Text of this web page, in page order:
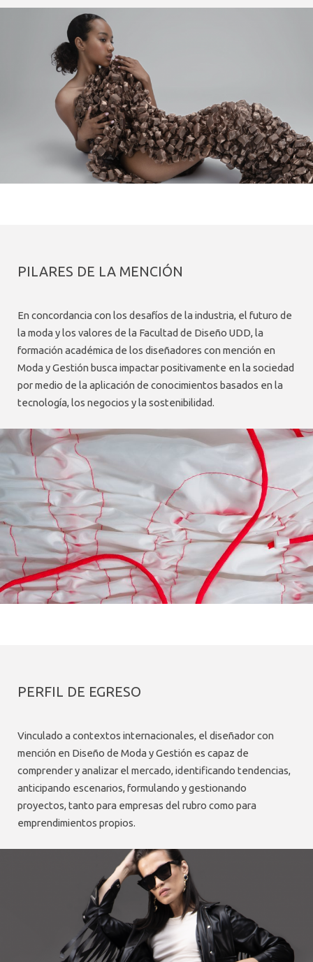
PILARES DE LA MENCIÓN
En concordancia con los desafíos de la industria, el futuro de
la moda y los valores de la Facultad de Diseño UDD, la
formación académica de los diseñadores con mención en
Moda y Gestión busca impactar positivamente en la sociedad
por medio de la aplicación de conocimientos basados en la
tecnología, los negocios y la sostenibilidad.
PERFIL DE EGRESO
Vinculado a contextos internacionales, el diseñador con
mención en Diseño de Moda y Gestión es capaz de
comprender y analizar el mercado, identificando tendencias,
anticipando escenarios, formulando y gestionando
proyectos, tanto para empresas del rubro como para
emprendimientos propios.